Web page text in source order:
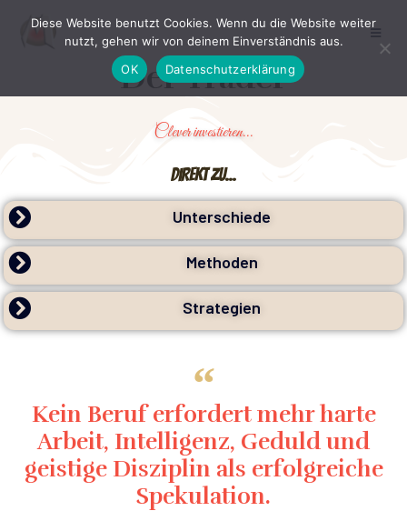
Der Trader
Clever investieren...
direkt zu...
Unterschiede
Methoden
Strategien
Kein Beruf erfordert mehr harte
Arbeit, Intelligenz, Geduld und
geistige Disziplin als erfolgreiche
Spekulation.
Diese Website benutzt Cookies. Wenn du die Website weiter
nutzt, gehen wir von deinem Einverständnis aus.
OK
Datenschutzerklärung